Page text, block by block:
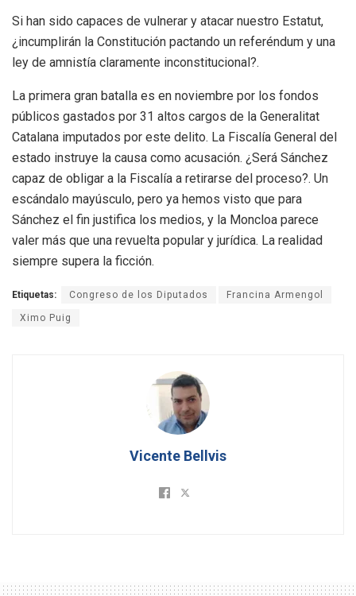
Si han sido capaces de vulnerar y atacar nuestro Estatut,
¿incumplirán la Constitución pactando un referéndum y una
ley de amnistía claramente inconstitucional?.
La primera gran batalla es en noviembre por los fondos
públicos gastados por 31 altos cargos de la Generalitat
Catalana imputados por este delito. La Fiscalía General del
estado instruye la causa como acusación. ¿Será Sánchez
capaz de obligar a la Fiscalía a retirarse del proceso?. Un
escándalo mayúsculo, pero ya hemos visto que para
Sánchez el fin justifica los medios, y la Moncloa parece
valer más que una revuelta popular y jurídica. La realidad
siempre supera la ficción.
Etiquetas: Congreso de los Diputados Francina Armengol
Ximo Puig
Vicente Bellvis